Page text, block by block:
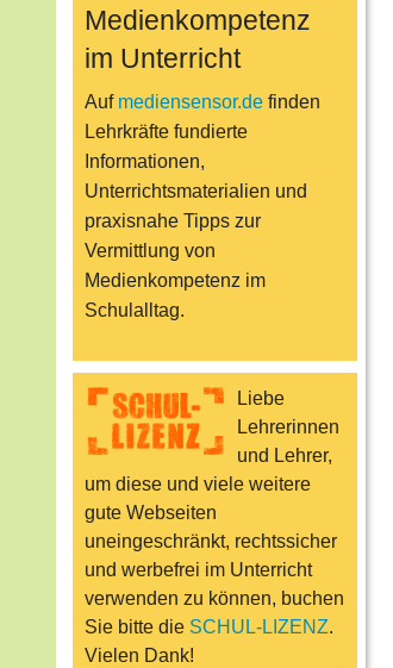
Medienkompetenz
im Unterricht
Auf mediensensor.definden
Lehrkräfte fundierte
Informationen,
Unterrichtsmaterialien und
praxisnahe Tipps zur
Vermittlung von
Medienkompetenz im
Schulalltag.
Liebe
Lehrerinnen
und Lehrer,
um diese und viele weitere
gute Webseiten
uneingeschränkt, rechtssicher
und werbefrei im Unterricht
verwenden zu können, buchen
Sie bitte die SCHUL-LIZENZ.
Vielen Dank!